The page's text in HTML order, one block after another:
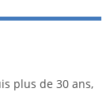
plus de 30 ans,